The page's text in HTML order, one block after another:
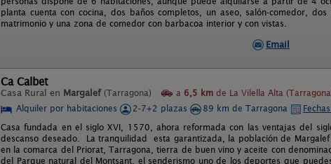
planta cuenta con cocina, dos baños completos, un aseo, salón-comedor,
matrimonio y una zona de comedor con barbacoa interior y con vistas.
Email
Ca Calbet
Casa Rural en Margalef (Tarragona) a 6,5 km de La Vilella Alta
Alquiler por habitaciones
2-7+2 plazas 89 km de Tarragona
Casa fundada en el siglo XVI, 1570, ahora reformada con las ventajas del
descanso deseado. La tranquilidad esta garantizada, la población de
en la comarca del Priorat, Tarragona, tierra de buen vino y aceite con
del Parque natural del Montsant, el senderismo uno de los deportes que